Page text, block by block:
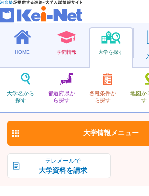
HOME 学問情報 大学を探す
大学名から
探す
都道府県か
ら探す
各種条件か
ら探す
地図か
す
私立
しょうなんかまくらいりょう
湘南鎌倉医療大学
テレメールで
大学資料を請求
大学情報 メニュー